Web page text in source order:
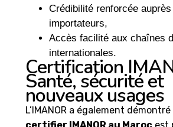
Crédibilité renforcée auprès
importateurs,
Accès facilité aux chaînes
internationales.
Certification
Santé, sécurité et
nouveaux usages
L’IMANOR a également démontré